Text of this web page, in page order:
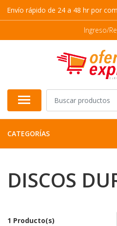
Envío rápido de 24 a 48 hr por
Ingreso/
CATEGORÍAS
DISCOS
1 Producto(s)